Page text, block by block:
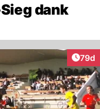
dank
79d